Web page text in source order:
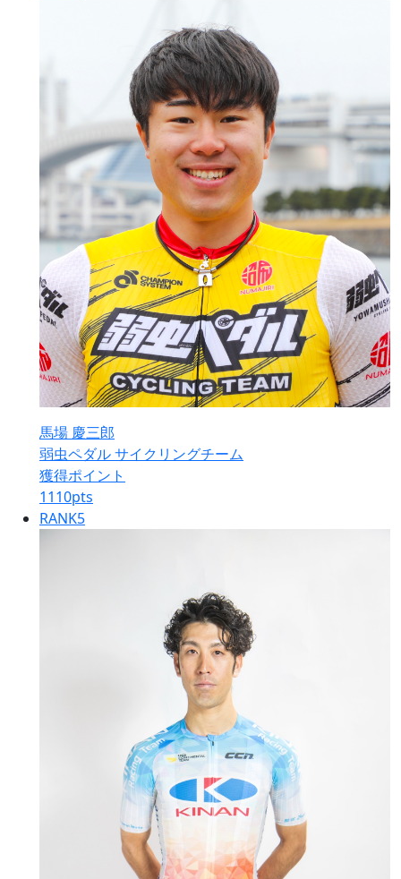
馬場 慶三郎
弱虫ペダル サイクリングチーム
獲得ポイント
1110pts
RANK5